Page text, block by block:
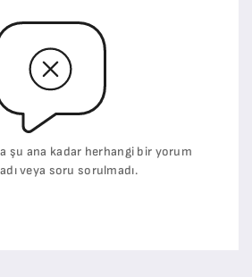
şu ana kadar herhangi bir yorum
veya soru sorulmadı.